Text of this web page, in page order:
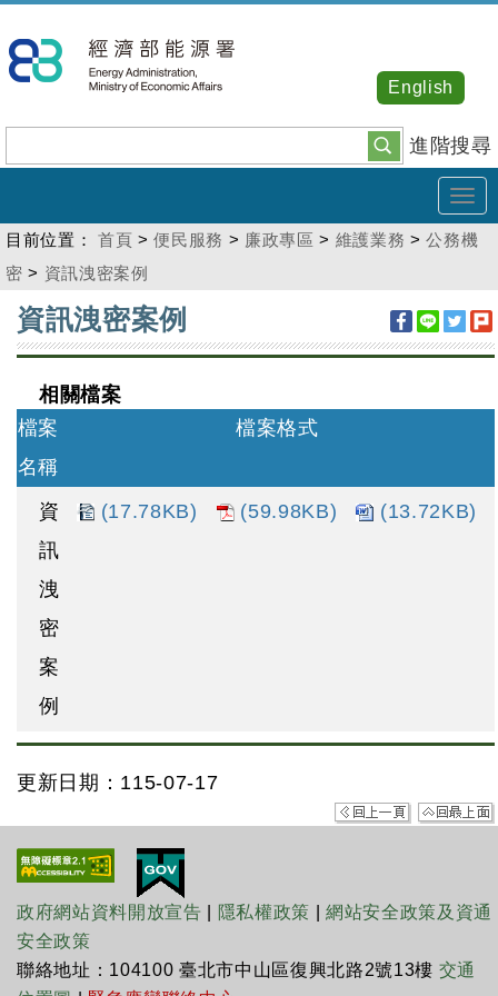
到
主
內
容
進階搜尋
English
目前位置： 首頁 >便民服務 > 廉政專區 > 維護業務 >公務機
密 > 資訊洩密案例
:::
資訊洩密案例
相關檔案
檔案
名稱
檔案格式
資
訊
洩
密
案
例
(17.78KB) (59.98KB) (13.72KB)
更新日期：115-07-17
政府網站資料開放宣告 隱私權政策 |網站安全政策及資通
安全政策
聯絡地址：104100 臺北市中山區復興北路2號13樓 交通